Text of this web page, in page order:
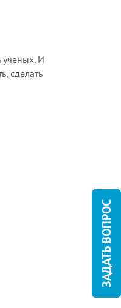
ученых. И
сделать
ЗАДАТЬ ВОПРОС